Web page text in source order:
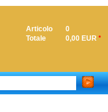
Articolo
0
Totale
0,00 EUR *